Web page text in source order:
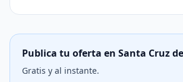
Publica tu oferta en Santa Cruz
Gratis y al instante.